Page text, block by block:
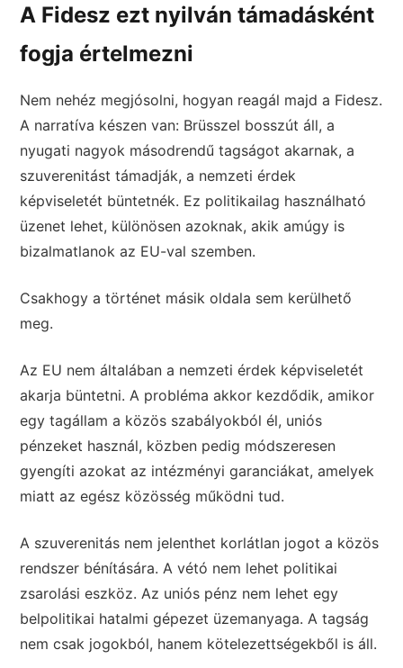
A Fidesz ezt nyilván támadásként
fogja értelmezni
Nem nehéz megjósolni, hogyan reagál majd a Fidesz.
A narratíva készen van: Brüsszel bosszút áll, a
nyugati nagyok másodrendű tagságot akarnak, a
szuverenitást támadják, a nemzeti érdek
képviseletét büntetnék. Ez politikailag használható
üzenet lehet, különösen azoknak, akik amúgy is
bizalmatlanok az EU-val szemben.
Csakhogy a történet másik oldala sem kerülhető
meg.
Az EU nem általában a nemzeti érdek képviseletét
akarja büntetni. A probléma akkor kezdődik, amikor
egy tagállam a közös szabályokból él, uniós
pénzeket használ, közben pedig módszeresen
gyengíti azokat az intézményi garanciákat, amelyek
miatt az egész közösség működni tud.
A szuverenitás nem jelenthet korlátlan jogot a közös
rendszer bénítására. A vétó nem lehet politikai
zsarolási eszköz. Az uniós pénz nem lehet egy
belpolitikai hatalmi gépezet üzemanyaga. A tagság
nem csak jogokból, hanem kötelezettségekből is áll.